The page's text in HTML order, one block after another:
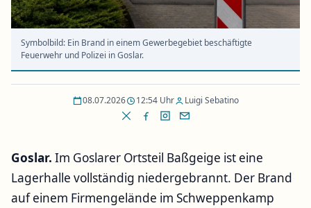
Symbolbild: Ein Brand in einem Gewerbegebiet beschäftigte
Feuerwehr und Polizei in Goslar.
08.07.2026 12:54 Uhr Luigi Sebatino
Goslar. Im Goslarer Ortsteil Baßgeige ist eine
Lagerhalle vollständig niedergebrannt. Der Brand
auf einem Firmengelände im Schweppenkamp